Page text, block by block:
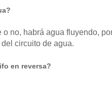
no, habrá agua fluyendo,
circuito de agua.
en reversa?